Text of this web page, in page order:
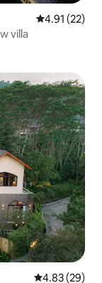
レビュー22
4.91 (22)
villa
レビュー29
4.83 (29)